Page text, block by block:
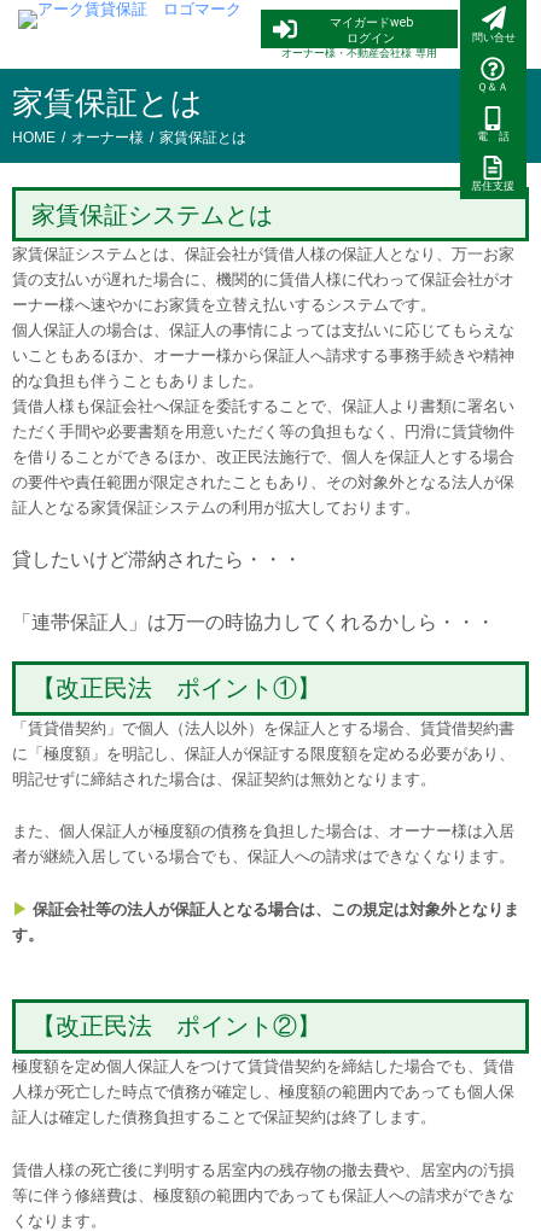
ス
キ
ッ
プ
マイガードweb
ログイン
オーナー様・ 不動産会社様 専用
問い合せ
Ｑ＆Ａ
電 話
居住支援
家賃保証とは
HOME / オーナー様 / 家賃保証とは
家賃保証システムとは
家賃保証システムとは、保証会社が賃借人様の保証人となり、万一お家
賃の支払いが遅れた場合に、機関的に賃借人様に代わって保証会社がオ
ーナー様へ速やかにお家賃を立替え払いするシステムです。
個人保証人の場合は、保証人の事情によっては支払いに応じてもらえな
いこともあるほか、オーナー様から保証人へ請求する事務手続きや精神
的な負担も伴うこともありました。
賃借人様も保証会社へ保証を委託することで、保証人より書類に署名い
ただく手間や必要書類を用意いただく等の負担もなく、円滑に賃貸物件
を借りることができるほか、改正民法施行で、個人を保証人とする場合
の要件や責任範囲が限定されたこともあり、その対象外となる法人が保
証人となる家賃保証システムの利用が拡大しております。
貸したいけど滞納されたら・・・
「連帯保証人」は万一の時協力してくれるかしら・・・
【改正民法 ポイント①】
「賃貸借契約」で個人（法人以外）を保証人とする場合、賃貸借契約書
に「極度額」を明記し、保証人が保証する限度額を定める必要があり、
明記せずに締結された場合は、保証契約は無効となります。
また、個人保証人が極度額の債務を負担した場合は、 オーナー様は入居
者が継続入居している場合でも、保証人への請求はできなくなります。
▶ 保証会社等の法人が保証人となる場合は、この規定は対象外となりま
す。
【改正民法 ポイント②】
極度額を定め個人保証人をつけて賃貸借契約を締結した場合でも、賃借
人様が死亡した時点で債務が確定し、極度額の範囲内であっても個人保
証人は確定した債務負担することで保証契約は終了します。
賃借人様の死亡後に判明する居室内の残存物の撤去費や、居室内の汚損
等に伴う修繕費は、極度額の範囲内であっても保証人への請求ができな
くなります。